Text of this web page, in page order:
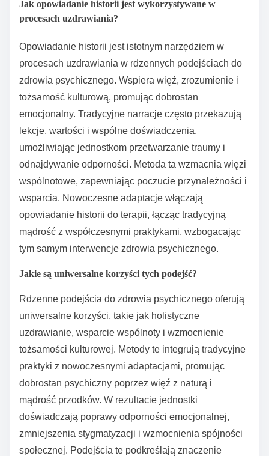
Jak opowiadanie historii jest wykorzystywane w
procesach uzdrawiania?
Opowiadanie historii jest istotnym narzędziem w
procesach uzdrawiania w rdzennych podejściach do
zdrowia psychicznego. Wspiera więź, zrozumienie i
tożsamość kulturową, promując dobrostan
emocjonalny. Tradycyjne narracje często przekazują
lekcje, wartości i wspólne doświadczenia,
umożliwiając jednostkom przetwarzanie traumy i
odnajdywanie odporności. Metoda ta wzmacnia więzi
wspólnotowe, zapewniając poczucie przynależności i
wsparcia. Nowoczesne adaptacje włączają
opowiadanie historii do terapii, łącząc tradycyjną
mądrość z współczesnymi praktykami, wzbogacając
tym samym interwencje zdrowia psychicznego.
Jakie są uniwersalne korzyści tych podejść?
Rdzenne podejścia do zdrowia psychicznego oferują
uniwersalne korzyści, takie jak holistyczne
uzdrawianie, wsparcie wspólnoty i wzmocnienie
tożsamości kulturowej. Metody te integrują tradycyjne
praktyki z nowoczesnymi adaptacjami, promując
dobrostan psychiczny poprzez więź z naturą i
mądrość przodków. W rezultacie jednostki
doświadczają poprawy odporności emocjonalnej,
zmniejszenia stygmatyzacji i wzmocnienia spójności
społecznej. Podejścia te podkreślają znaczenie